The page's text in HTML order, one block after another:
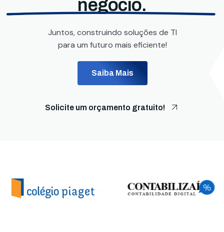
negócio.
Juntos, construindo soluções de TI
para um futuro mais eficiente!
Saiba Mais
Solicite um orçamento gratuito!